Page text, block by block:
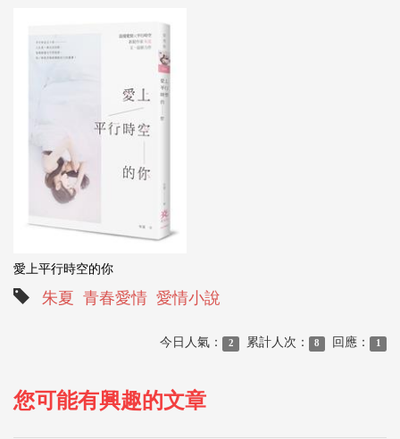
愛上平行時空的你
朱夏 青春愛情 愛情小說
今日人氣： 2 累計人次： 8 回應： 1
您可能有興趣的文章